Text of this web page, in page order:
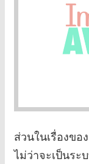
ส่วนในเรื่องข
ไม่ว่าจะเป็นร